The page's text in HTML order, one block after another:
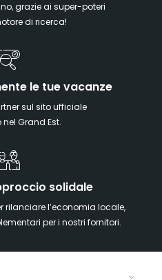
grazie ai super-poteri
di ricerca!
le tue vacanze
sul sito ufficiale
Grand Est.
solidale
rilanciare l’economia locale,
per i nostri fornitori.